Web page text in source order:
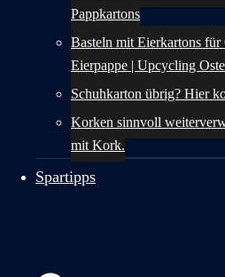
Pappkartons
Basteln mit Eierkartons für
Eierpappe | Upcycling
Schuhkarton übrig? Hier
Korken sinnvoll
mit Kork.
Spartipps